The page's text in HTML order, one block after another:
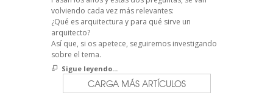
volviendo cada vez más relevantes:
¿Qué es arquitectura y para qué sirve un
arquitecto?
Así que, si os apetece, seguiremos investigando
sobre el tema.
Sigue leyendo...
CARGA MÁS ARTÍCULOS